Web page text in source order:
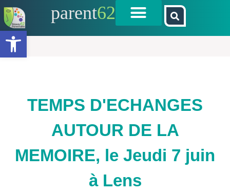
Ouvrir la barre d’outils
parent62
TEMPS D'ECHANGES
AUTOUR DE LA
MEMOIRE, le Jeudi 7 juin
à Lens